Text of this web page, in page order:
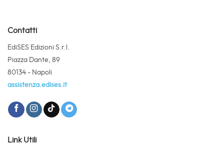
Contatti
EdiSES Edizioni S.r.l.
Piazza Dante, 89
80134 - Napoli
assistenza.edises.it
Link Utili